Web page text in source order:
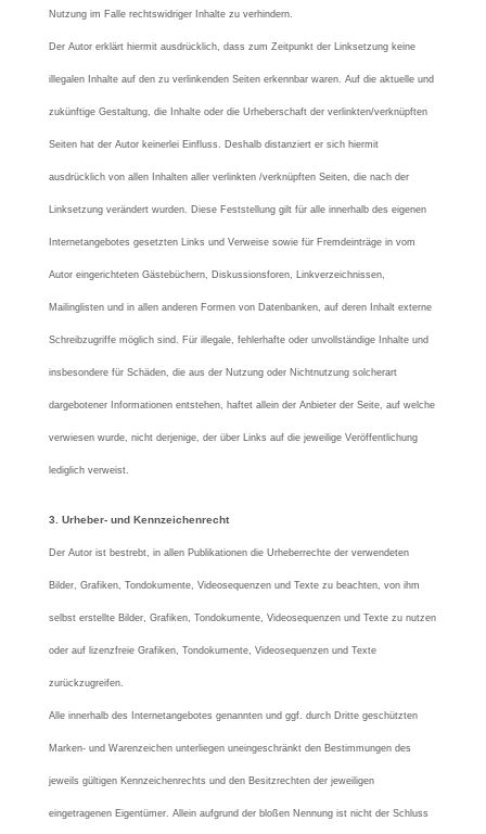
Nutzung im Falle rechtswidriger Inhalte zu verhindern.
Der Autor erklärt hiermit ausdrücklich, dass zum Zeitpunkt der Linksetzung keine
illegalen Inhalte auf den zu verlinkenden Seiten erkennbar waren. Auf die aktuelle und
zukünftige Gestaltung, die Inhalte oder die Urheberschaft der verlinkten/verknüpften
Seiten hat der Autor keinerlei Einfluss. Deshalb distanziert er sich hiermit
ausdrücklich von allen Inhalten aller verlinkten /verknüpften Seiten, die nach der
Linksetzung verändert wurden. Diese Feststellung gilt für alle innerhalb des eigenen
Internetangebotes gesetzten Links und Verweise sowie für Fremdeinträge in vom
Autor eingerichteten Gästebüchern, Diskussionsforen, Linkverzeichnissen,
Mailinglisten und in allen anderen Formen von Datenbanken, auf deren Inhalt externe
Schreibzugriffe möglich sind. Für illegale, fehlerhafte oder unvollständige Inhalte und
insbesondere für Schäden, die aus der Nutzung oder Nichtnutzung solcherart
dargebotener Informationen entstehen, haftet allein der Anbieter der Seite, auf welche
verwiesen wurde, nicht derjenige, der über Links auf die jeweilige Veröffentlichung
lediglich verweist.
3. Urheber- und Kennzeichenrecht
Der Autor ist bestrebt, in allen Publikationen die Urheberrechte der verwendeten
Bilder, Grafiken, Tondokumente, Videosequenzen und Texte zu beachten, von ihm
selbst erstellte Bilder, Grafiken, Tondokumente, Videosequenzen und Texte zu nutzen
oder auf lizenzfreie Grafiken, Tondokumente, Videosequenzen und Texte
zurückzugreifen.
Alle innerhalb des Internetangebotes genannten und ggf. durch Dritte geschützten
Marken- und Warenzeichen unterliegen uneingeschränkt den Bestimmungen des
jeweils gültigen Kennzeichenrechts und den Besitzrechten der jeweiligen
eingetragenen Eigentümer. Allein aufgrund der bloßen Nennung ist nicht der Schluss